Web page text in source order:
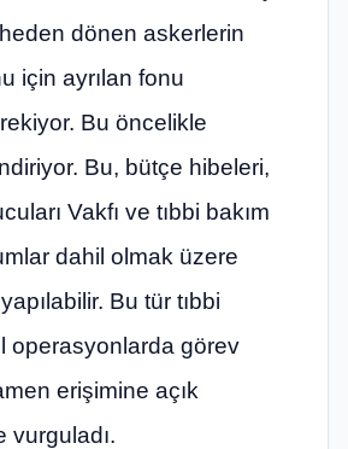
dönen askerlerin
için ayrılan fonu
Bu öncelikle
Bu, bütçe hibeleri,
Vakfı ve tıbbi bakım
dahil olmak üzere
Bu tür tıbbi
operasyonlarda görev
erişimine açık
vurguladı.